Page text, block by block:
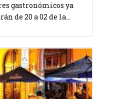
gastronómicos ya
de 20 a 02 de la...